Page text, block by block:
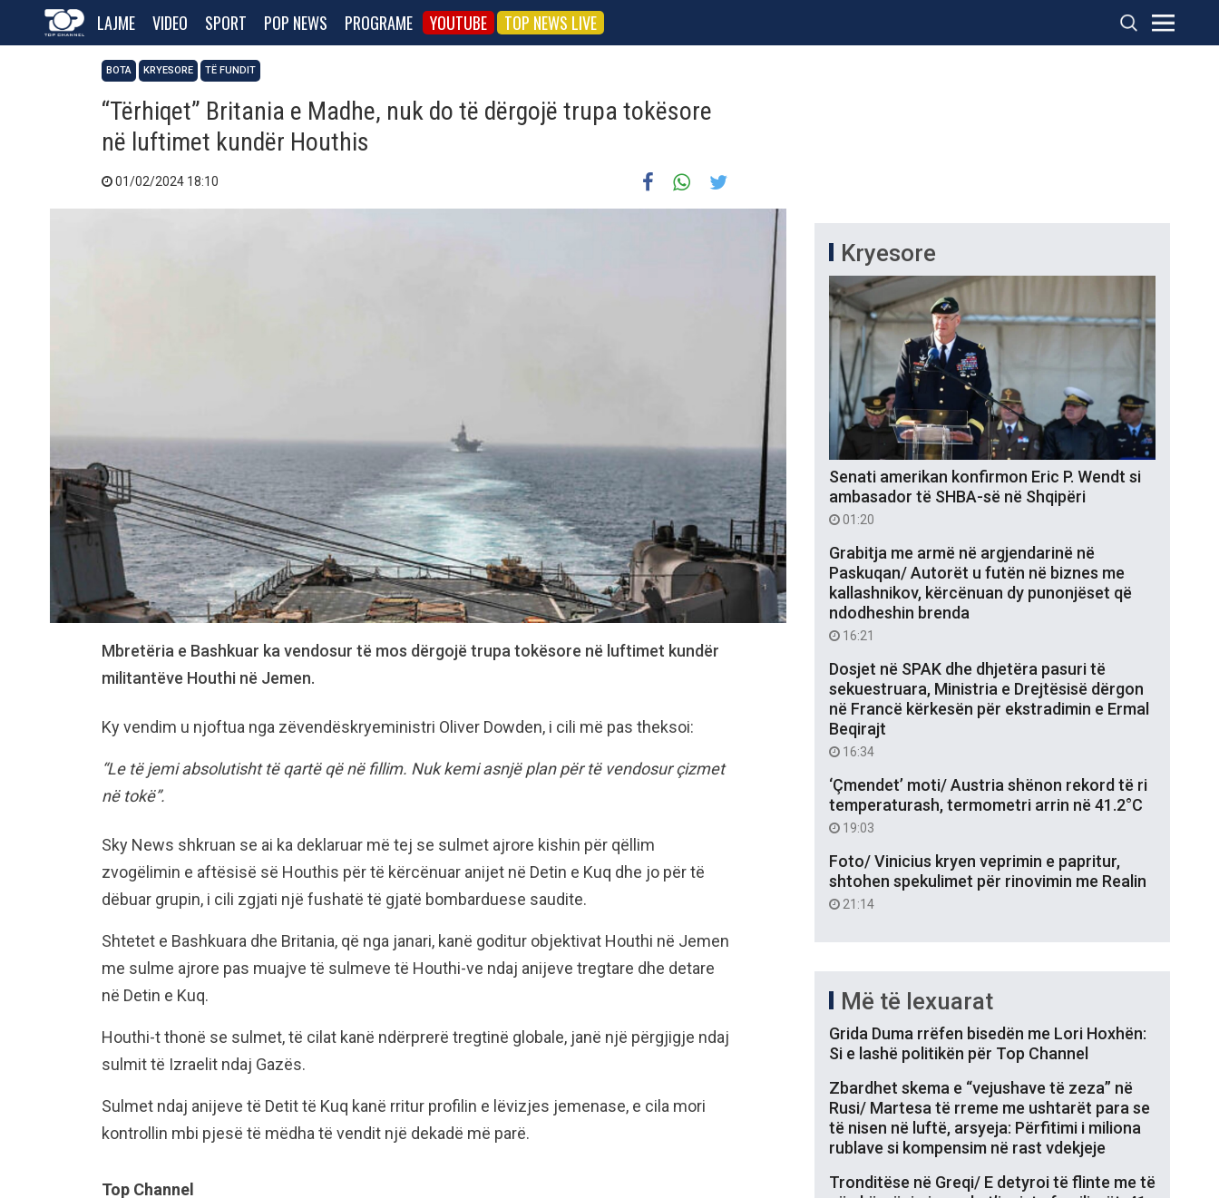
LAJME VIDEO SPORT POP NEWS PROGRAME YOUTUBE TOP NEWS LIVE
BOTA KRYESORE TË FUNDIT
“Tërhiqet” Britania e Madhe, nuk do të dërgojë trupa tokësore
në luftimet kundër Houthis
01/02/2024 18:10
Mbretëria e Bashkuar ka vendosur të mos dërgojë trupa tokësore në luftimet kundër
militantëve Houthi në Jemen.
Ky vendim u njoftua nga zëvendëskryeministri Oliver Dowden, i cili më pas theksoi:
“Le të jemi absolutisht të qartë që në fillim. Nuk kemi asnjë plan për të vendosur çizmet
në tokë”.
Sky News shkruan se ai ka deklaruar më tej se sulmet ajrore kishin për qëllim
zvogëlimin e aftësisë së Houthis për të kërcënuar anijet në Detin e Kuq dhe jo për të
dëbuar grupin, i cili zgjati një fushatë të gjatë bombarduese saudite.
Shtetet e Bashkuara dhe Britania, që nga janari, kanë goditur objektivat Houthi në Jemen
me sulme ajrore pas muajve të sulmeve të Houthi-ve ndaj anijeve tregtare dhe detare
në Detin e Kuq.
Houthi-t thonë se sulmet, të cilat kanë ndërprerë tregtinë globale, janë një përgjigje ndaj
sulmit të Izraelit ndaj Gazës.
Sulmet ndaj anijeve të Detit të Kuq kanë rritur profilin e lëvizjes jemenase, e cila mori
kontrollin mbi pjesë të mëdha të vendit një dekadë më parë.
Top Channel
Kryesore
Senati amerikan konfirmon Eric P. Wendt si
ambasador të SHBA-së në Shqipëri
01:20
Grabitja me armë në argjendarinë në
Paskuqan/ Autorët u futën në biznes me
kallashnikov, kërcënuan dy punonjëset që
ndodheshin brenda
16:21
Dosjet në SPAK dhe dhjetëra pasuri të
sekuestruara, Ministria e Drejtësisë dërgon
në Francë kërkesën për ekstradimin e Ermal
Beqirajt
16:34
‘Çmendet’ moti/ Austria shënon rekord të ri
temperaturash, termometri arrin në 41.2°C
19:03
Foto/ Vinicius kryen veprimin e papritur,
shtohen spekulimet për rinovimin me Realin
21:14
Më të lexuarat
Grida Duma rrëfen bisedën me Lori Hoxhën:
Si e lashë politikën për Top Channel
Zbardhet skema e “vejushave të zeza” në
Rusi/ Martesa të rreme me ushtarët para se
të nisen në luftë, arsyeja: Përfitimi i miliona
rublave si kompensim në rast vdekjeje
Tronditëse në Greqi/ E detyroi të flinte me të